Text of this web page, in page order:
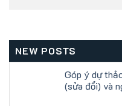
NEW POSTS
Góp ý dự
(sửa đổi) và